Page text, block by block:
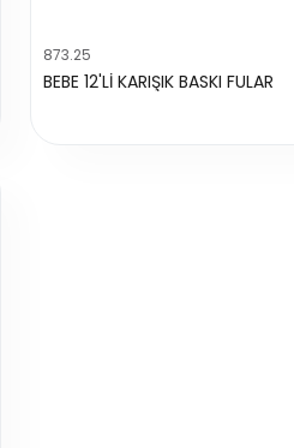
873.25
BEBE 12'Lİ KARIŞIK BASKI FULAR